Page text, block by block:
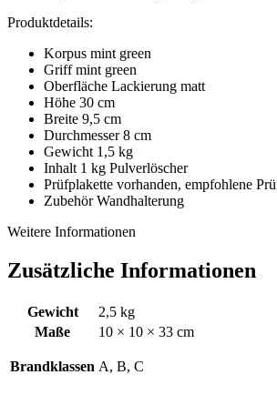
Produktdetails:
Korpus mint green
Griff mint green
Oberfläche Lackierung matt
Höhe 30 cm
Breite 9,5 cm
Durchmesser 8 cm
Gewicht 1,5 kg
Inhalt 1 kg Pulverlöscher
Prüfplakette vorhanden, empfohlene
Zubehör Wandhalterung
Weitere Informationen
Zusätzliche Informationen
Gewicht
2,5 kg
Maße
10 × 10 × 33 cm
Brandklassen A, B, C